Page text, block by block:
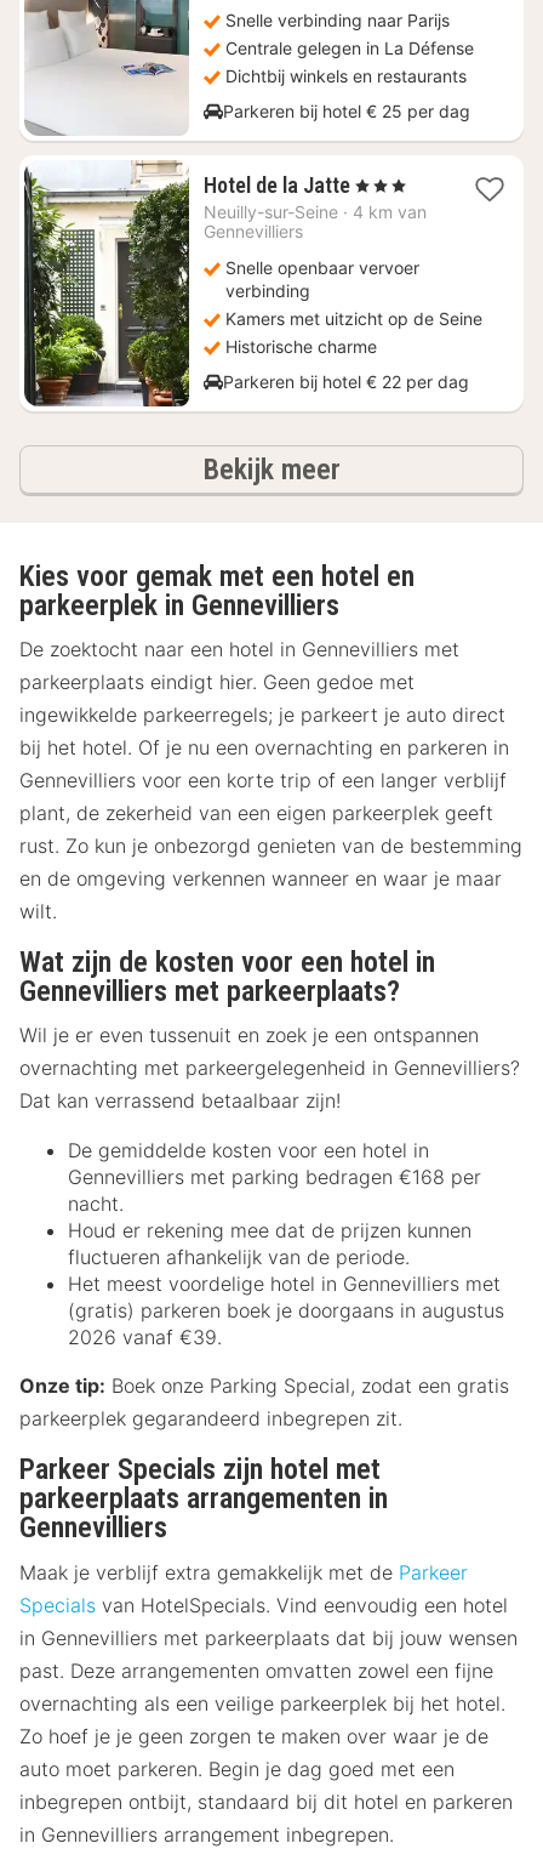
115
Snelle verbinding naar Parijs
Centrale gelegen in La Défense
Dichtbij winkels en restaurants
Parkeren bij hotel € 25 per dag
Hotel de la Jatte1
nacht
109,04
, 3 Sterren
Neuilly-sur-Seine · 4 km van
Gennevilliers
Snelle openbaar vervoer
verbinding
Kamers met uitzicht op de Seine
Historische charme
Parkeren bij hotel € 22 per dag
Bekijk meerhotels
Kies voor gemak met een hotel en
parkeerplek in Gennevilliers
De zoektocht naar een hotel in Gennevilliers met
parkeerplaats eindigt hier. Geen gedoe met
ingewikkelde parkeerregels; je parkeert je auto direct
bij het hotel. Of je nu een overnachting en parkeren in
Gennevilliers voor een korte trip of een langer verblijf
plant, de zekerheid van een eigen parkeerplek geeft
rust. Zo kun je onbezorgd genieten van de bestemming
en de omgeving verkennen wanneer en waar je maar
wilt.
Wat zijn de kosten voor een hotel in
Gennevilliers met parkeerplaats?
Wil je er even tussenuit en zoek je een ontspannen
overnachting met parkeergelegenheid in Gennevilliers?
Dat kan verrassend betaalbaar zijn!
De gemiddelde kosten voor een hotel in
Gennevilliers met parking bedragen €168 per
nacht.
Houd er rekening mee dat de prijzen kunnen
fluctueren afhankelijk van de periode.
Het meest voordelige hotel in Gennevilliers met
(gratis) parkeren boek je doorgaans in augustus
2026 vanaf €39.
Onze tip: Boek onze Parking Special, zodat een gratis
parkeerplek gegarandeerd inbegrepen zit.
Parkeer Specials zijn hotel met
parkeerplaats arrangementen in
Gennevilliers
Maak je verblijf extra gemakkelijk met de Parkeer
Specials van HotelSpecials. Vind eenvoudig een hotel
in Gennevilliers met parkeerplaats dat bij jouw wensen
past. Deze arrangementen omvatten zowel een fijne
overnachting als een veilige parkeerplek bij het hotel.
Zo hoef je je geen zorgen te maken over waar je de
auto moet parkeren. Begin je dag goed met een
inbegrepen ontbijt, standaard bij dit hotel en parkeren
in Gennevilliers arrangement inbegrepen.